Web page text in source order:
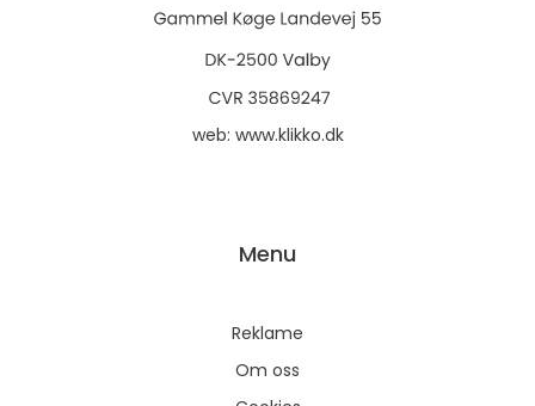
web: www.klikko.dk
Menu
Reklame
Om oss